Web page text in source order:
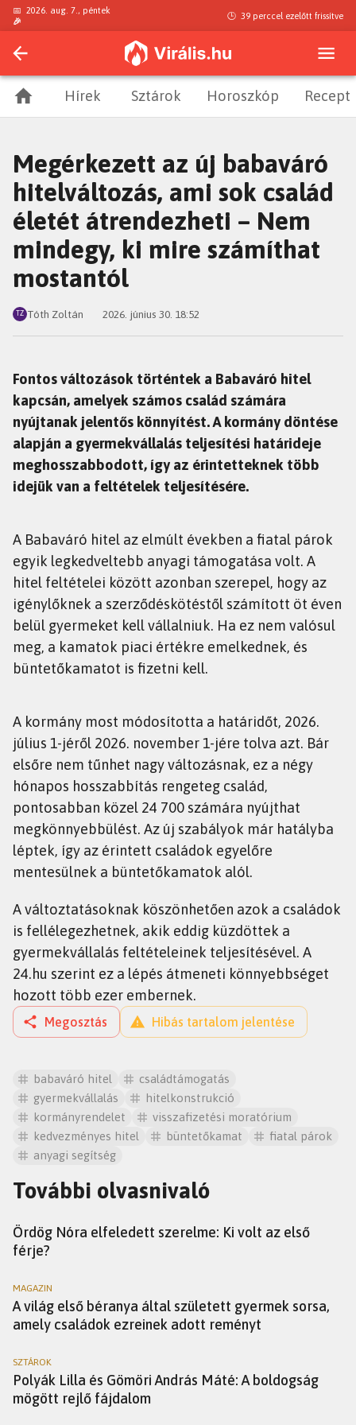
📅 2026. aug. 7., péntek
🎉
🕒 39 perccel ezelőtt frissítve
Hírek Sztárok Horoszkóp Recept
Megérkezett az új babaváró
hitelváltozás, ami sok család
életét átrendezheti – Nem
mindegy, ki mire számíthat
mostantól
TZ Tóth Zoltán 2026. június 30. 18:52
Fontos változások történtek a Babaváró hitel
kapcsán, amelyek számos család számára
nyújtanak jelentős könnyítést. A kormány döntése
alapján a gyermekvállalás teljesítési határideje
meghosszabbodott, így az érintetteknek több
idejük van a feltételek teljesítésére.
A Babaváró hitel az elmúlt években a fiatal párok
egyik legkedveltebb anyagi támogatása volt. A
hitel feltételei között azonban szerepel, hogy az
igénylőknek a szerződéskötéstől számított öt éven
belül gyermeket kell vállalniuk. Ha ez nem valósul
meg, a kamatok piaci értékre emelkednek, és
büntetőkamatot is fizetni kell.
A kormány most módosította a határidőt, 2026.
július 1-jéről 2026. november 1-jére tolva azt. Bár
elsőre nem tűnhet nagy változásnak, ez a négy
hónapos hosszabbítás rengeteg család,
pontosabban közel 24 700 számára nyújthat
megkönnyebbülést. Az új szabályok már hatályba
léptek, így az érintett családok egyelőre
mentesülnek a büntetőkamatok alól.
A változtatásoknak köszönhetően azok a családok
is fellélegezhetnek, akik eddig küzdöttek a
gyermekvállalás feltételeinek teljesítésével. A
24.hu szerint ez a lépés átmeneti könnyebbséget
hozott több ezer embernek.
Megosztás Hibás tartalom jelentése
babaváró hitel
családtámogatás
gyermekvállalás
hitelkonstrukció
kormányrendelet
visszafizetési moratórium
kedvezményes hitel
büntetőkamat
fiatal párok
anyagi segítség
További olvasnivaló
Ördög Nóra elfeledett szerelme: Ki volt az első
férje?
MAGAZIN
A világ első béranya által született gyermek sorsa,
amely családok ezreinek adott reményt
SZTÁROK
Polyák Lilla és Gömöri András Máté: A boldogság
mögött rejlő fájdalom